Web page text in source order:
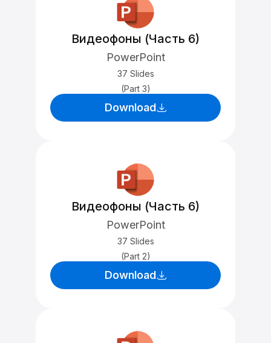
Видеофоны (Часть 6)
PowerPoint
37 Slides
(Part 3)
Download
Видеофоны (Часть 6)
PowerPoint
37 Slides
(Part 2)
Download